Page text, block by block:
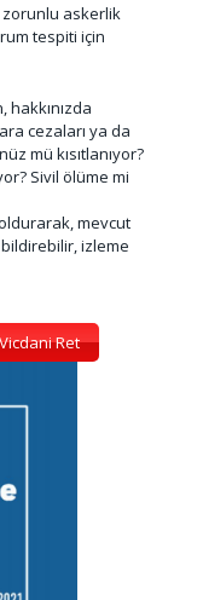
askerlik
tespiti için
cezaları ya da
mü kısıtlanıyor?
Sivil ölüme mi
mevcut
izleme
Ret